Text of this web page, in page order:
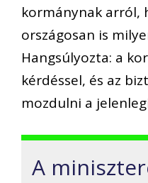
kormánynak arról,
országosan is
Hangsúlyozta: a
kérdéssel, és az
mozdulni a
A